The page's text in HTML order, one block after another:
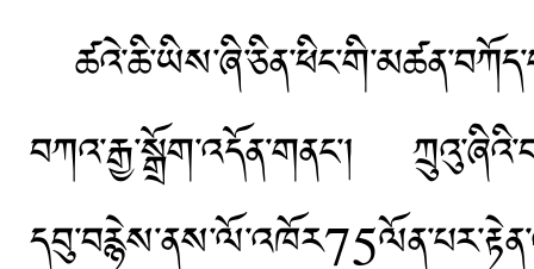
བཀའ་རྒྱ་སྒྲོག་འདོན་གནང་།